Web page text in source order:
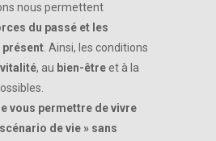
nous permettent
du passé et les
. Ainsi, les conditions
vitalité, au bien-êtreet à la
vous permettre de vivre
de vie » sans